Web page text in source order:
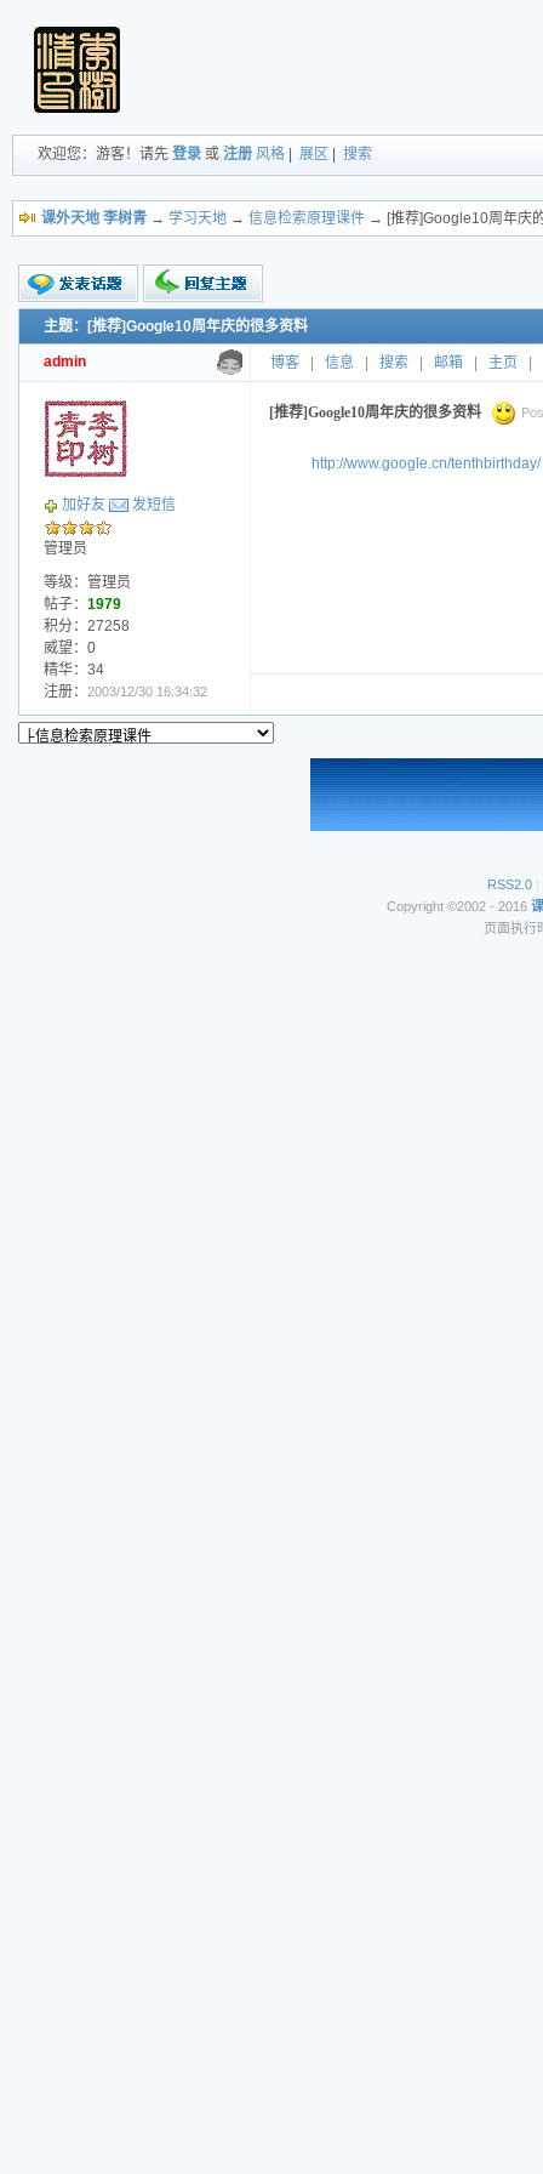
欢迎您：游客！请先 登录 或 注册 风格 展区 搜索
课外天地 李树青 → 学习天地 → 信息检索原理课件 → [推荐]Google10周年庆
新的主题
投票帖
交易帖
小字报
主题：[推荐]Google10周年庆的很多资料
admin 博客 信息 搜索 邮箱 主页
加好友 发短信
管理员
等级：管理员
帖子： 1979
积分：27258
威望：0
精华：34
注册： 2003/12/30 16:34:32
[推荐]Google10周年庆的很多资料
http://www.google.cn/tenthbirthday/
RSS2.0 |
Copyright ©2002 - 2016
页面执行